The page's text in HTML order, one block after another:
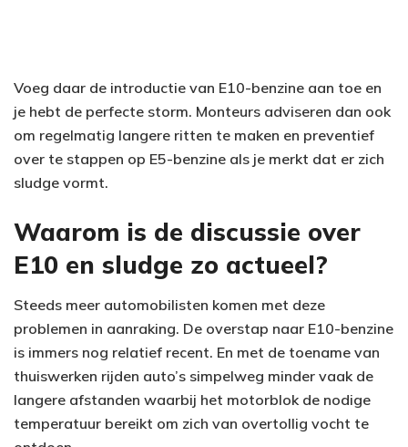
Voeg daar de introductie van E10-benzine aan toe en
je hebt de perfecte storm. Monteurs adviseren dan ook
om regelmatig langere ritten te maken en preventief
over te stappen op E5-benzine als je merkt dat er zich
sludge vormt.
Waarom is de discussie over
E10 en sludge zo actueel?
Steeds meer automobilisten komen met deze
problemen in aanraking. De overstap naar E10-benzine
is immers nog relatief recent. En met de toename van
thuiswerken rijden auto’s simpelweg minder vaak de
langere afstanden waarbij het motorblok de nodige
temperatuur bereikt om zich van overtollig vocht te